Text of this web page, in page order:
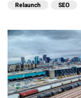
Relaunch SEO